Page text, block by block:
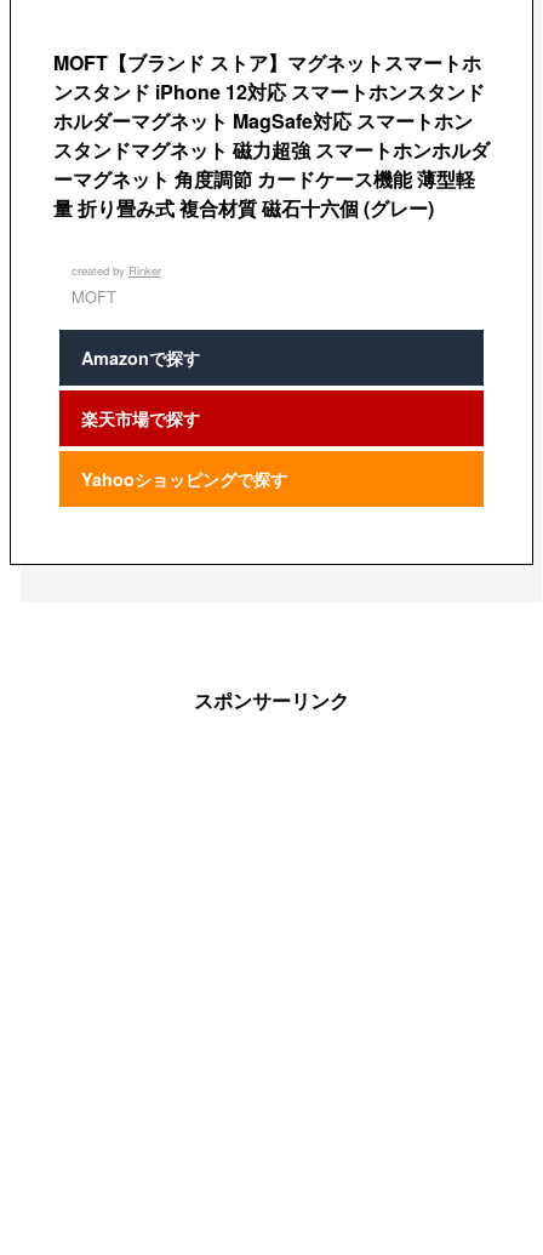
MOFT【ブランド ストア】マグネットスマートホ
ンスタンド iPhone 12対応 スマートホンスタンド
ホルダーマグネット MagSafe対応 スマートホン
スタンドマグネット 磁力超強 スマートホンホルダ
ーマグネット 角度調節 カードケース機能 薄型軽
量 折り畳み式 複合材質 磁石十六個 (グレー)
created by Rinker
MOFT
Amazonで探す
楽天市場で探す
Yahooショッピングで探す
スポンサーリンク